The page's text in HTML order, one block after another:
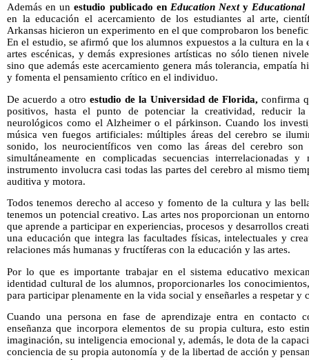
Además en unestudio publicado en Education Nexty Educational
en la educación el acercamiento de los estudiantes al arte,
Arkansas hicieron un experimento en el que comprobaron los
En el estudio, se afirmó que los alumnos expuestos a la cultura en la
artes escénicas, y demás expresiones artísticas no sólo tienen
sino que además este acercamiento genera más tolerancia, empatía
y fomenta el pensamiento crítico en el individuo.
De acuerdo a otro estudio de la Universidad de Florida, confirma
positivos, hasta el punto de potenciar la creatividad, reducir la
neurológicos como el Alzheimer o el párkinson. Cuando los
música ven fuegos artificiales: múltiples áreas del cerebro se
sonido, los neurocientíficos ven como las áreas del cerebro son
simultáneamente en complicadas secuencias
instrumento involucra casi todas las partes del cerebro al mismo
auditiva y motora.
Todos tenemos derecho al acceso y fomento de la cultura y las
tenemos un potencial creativo. Las artes nos proporcionan un
que aprende a participar en experiencias, procesos y desarrollos
una educación que integra las facultades físicas, intelectuales y
relaciones más humanas y fructíferas con la educación y las artes.
Por lo que es importante trabajar en el sistema educativo
identidad cultural de los alumnos, proporcionarles los
para participar plenamente en la vida social y enseñarles a respetar y
Cuando una persona en fase de aprendizaje entra en contacto
enseñanza que incorpora elementos de su propia cultura, esto
imaginación, su inteligencia emocional y, además, le dota de la
conciencia de su propia autonomía y de la libertad de acción y